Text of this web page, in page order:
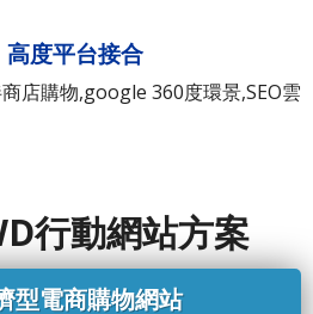
高度平台接合
店購物,google 360度環景,SEO雲
行動網站方案
型電商購物網站